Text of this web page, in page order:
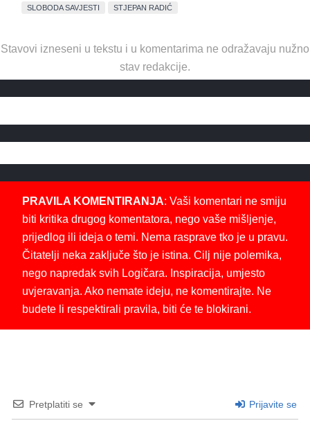
SLOBODA SAVJESTI STJEPAN RADIĆ
Stavovi izneseni u tekstu i u komentarima ne odražavaju nužno
stav redakcije.
PRAVILA KOMENTIRANJA: Vaši komentari ne smiju
biti kritika drugog komentatora, nego vaše mišljenje,
prijedlog ili ideja o temi. Nema rasprave tko je u pravu.
Čitatelji neka zaključe što je istina. Cilj nije polemika,
nego napredak svih Logičara. Inspiracija, umjesto
uvjeravanja. Ako nemate ideju, ne komentirajte. Ne
budete li respektirali pravila, biti će te blokirani.
Pretplatiti se Prijavite se